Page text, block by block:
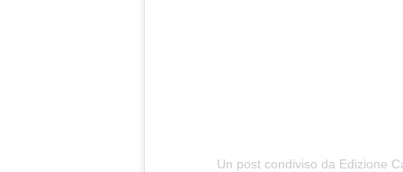
Un post condiviso da Edizione